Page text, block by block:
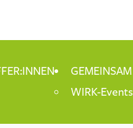
WIRK-Events